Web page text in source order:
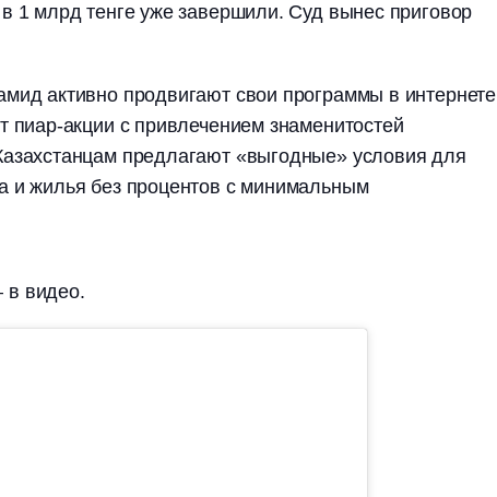
1 млрд тенге уже завершили. Суд вынес приговор
активно продвигают свои программы в интернете
пиар-акции с привлечением знаменитостей
предлагают «выгодные» условия для
и жилья без процентов с минимальным
в видео.